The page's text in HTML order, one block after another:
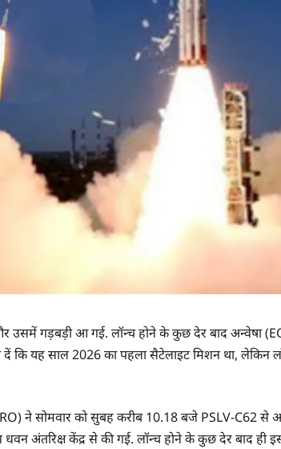
उसमें गड़बड़ी आ गई. लॉन्च होने के कुछ देर बाद अन्वेषा
यह साल 2026 का पहला सैटेलाइट मिशन था, लेकिन
ने सोमवार को सुबह करीब 10.18 बजे PSLV-C62 से
धवन अंतरिक्ष केंद्र से की गई. लॉन्च होने के कुछ देर